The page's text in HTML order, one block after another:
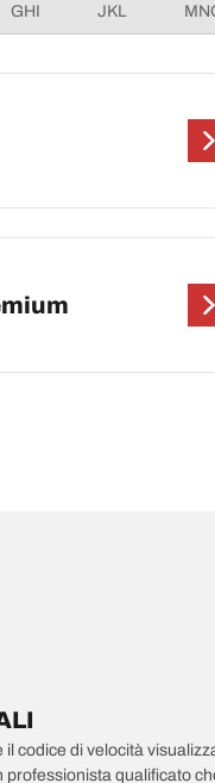
GHI JKL
il codice di velocità
professionista qualificato